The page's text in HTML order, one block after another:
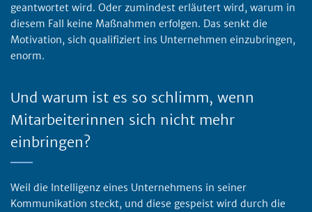
geantwortet wird. Oder zumindest erläutert wird, warum in
diesem Fall keine Maßnahmen erfolgen. Das senkt die
Motivation, sich qualifiziert ins Unternehmen einzubringen,
enorm.
Und warum ist es so schlimm, wenn
Mitarbeiterinnen sich nicht mehr
einbringen?
Weil die Intelligenz eines Unternehmens in seiner
Kommunikation steckt, und diese gespeist wird durch die